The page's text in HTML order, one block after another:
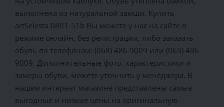
выполнена из натуральной замши. Купить
artSelesta 0801-51b Вы можете у нас на сайте в
режиме онлайн, без регистрации, либо заказать
обувь по телефонам: (068) 486 9009 или (063) 486
9009. Дополнительные фото, характеристики и
замеры обуви, можете уточнить у менеджера. В
нашем интернет магазине представлены самые
выгодные и низкие цены на оригинальную